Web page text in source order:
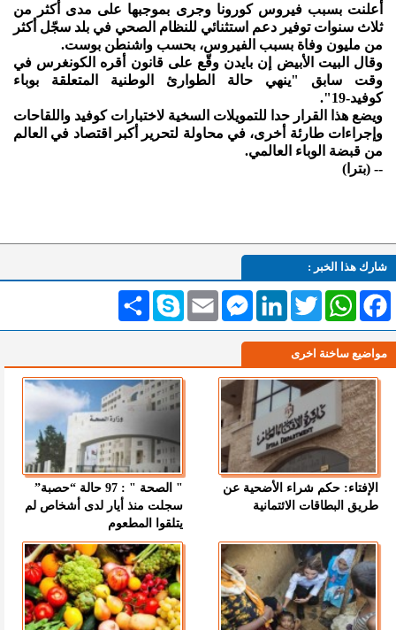
أُعلنت بسبب فيروس كورونا وجرى بموجبها على مدى أكثر من
ثلاث سنوات توفير دعم استثنائي للنظام الصحي في بلد سجّل أكثر
من مليون وفاة بسبب الفيروس، بحسب واشنطن بوست.
وقال البيت الأبيض إن بايدن وقّع على قانون أقره الكونغرس في
وقت سابق "ينهي حالة الطوارئ الوطنية المتعلقة بوباء
كوفيد-19".
ويضع هذا القرار حدا للتمويلات السخية لاختبارات كوفيد واللقاحات
وإجراءات طارئة أخرى، في محاولة لتحرير أكبر اقتصاد في العالم
من قبضة الوباء العالمي.
-- (بترا)
شارك هذا الخبر :
انشر Skype Email
MessengerLinkedInTwitterWhatsAppFacebook
مواضيع ساخنة اخرى
الإفتاء: حكم شراء الأضحية عن
طريق البطاقات الائتمانية
" الصحة " : 97 حالة “حصبة”
سجلت منذ أيار لدى أشخاص لم
يتلقوا المطعوم